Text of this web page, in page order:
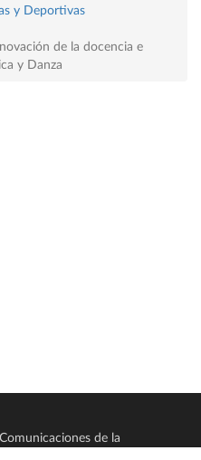
y Deportivas
de la docencia e
y Danza
de la